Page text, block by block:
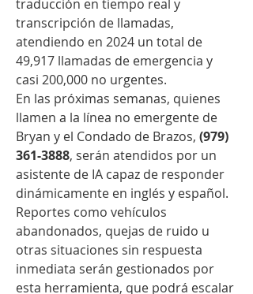
traducción en tiempo real y
transcripción de llamadas,
atendiendo en 2024 un total de
49,917 llamadas de emergencia y
casi 200,000 no urgentes.
En las próximas semanas, quienes
llamen a la línea no emergente de
Bryan y el Condado de Brazos, (979)
361-3888, serán atendidos por un
asistente de IA capaz de responder
dinámicamente en inglés y español.
Reportes como vehículos
abandonados, quejas de ruido u
otras situaciones sin respuesta
inmediata serán gestionados por
esta herramienta, que podrá escalar